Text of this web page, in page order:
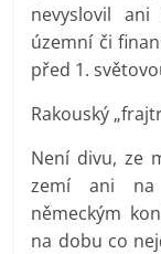
nevyslovil
územní či
před 1.
Rakouský
Není divu, ze
zemí ani na
německým
na dobu co